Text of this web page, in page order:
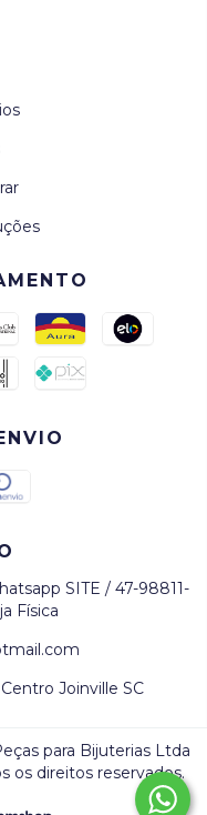
SITE / 47-98811-
Física
Joinville SC
para Bijuterias Ltda
os direitos reservados.